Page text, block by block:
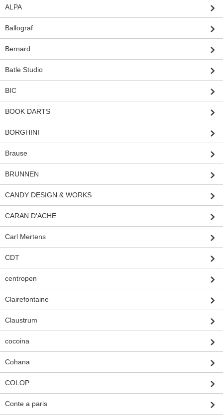
ALPA
Ballograf
Bernard
Batle Studio
BIC
BOOK DARTS
BORGHINI
Brause
BRUNNEN
CANDY DESIGN & WORKS
CARAN D'ACHE
Carl Mertens
CDT
centropen
Clairefontaine
Claustrum
cocoina
Cohana
COLOP
Conte a paris